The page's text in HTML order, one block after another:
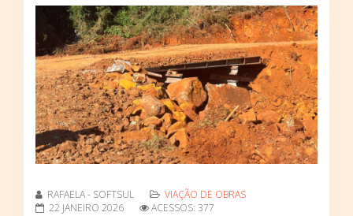
RAFAELA - SOFTSUL
VIAÇÃO DE OBRAS
22 JANEIRO 2026
ACESSOS: 377